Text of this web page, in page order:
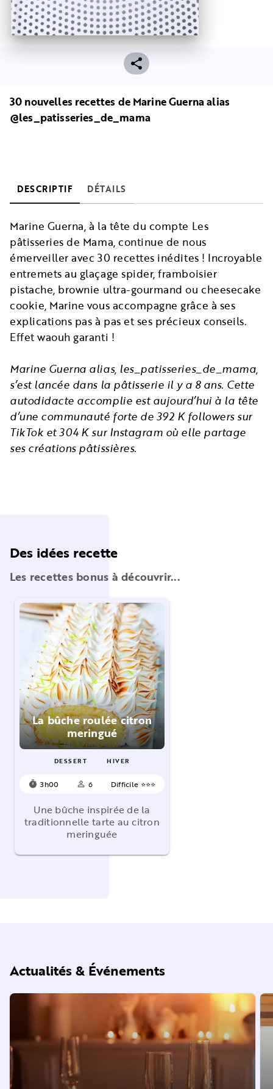
30 nouvelles recettes de Marine Guerna alias
@les_patisseries_de_mama
DESCRIPTIF DÉTAILS
Marine Guerna, à la tête du compte Les
pâtisseries de Mama, continue de nous
émerveiller avec 30 recettes inédites ! Incroyable
entremets au glaçage spider, framboisier
pistache, brownie ultra-gourmand ou cheesecake
cookie, Marine vous accompagne grâce à ses
explications pas à pas et ses précieux conseils.
Effet waouh garanti !
Marine Guerna alias, les_patisseries_de_mama,
s’est lancée dans la pâtisserie il y a 8 ans. Cette
autodidacte accomplie est aujourd’hui à la tête
d’une communauté forte de 392 K followers sur
TikTok et 304 K sur Instagram où elle partage
ses créations pâtissières.
Des idées recette
Les recettes bonus à découvrir...
La bûche roulée citron
meringué
DESSERT HIVER
timer 3h00 person_outline 6 Difficile ⭐⭐⭐
Une bûche inspirée de la
traditionnelle tarte au citron
meringuée
Actualités & Événements